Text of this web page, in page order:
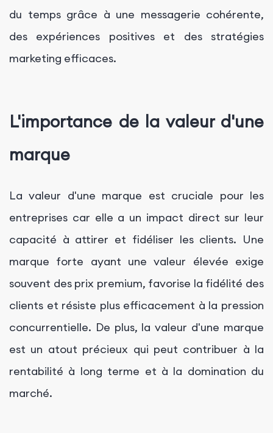
du temps grâce à une messagerie cohérente,
des expériences positives et des stratégies
marketing efficaces.
L'importance de la valeur d'une
marque
La valeur d'une marque est cruciale pour les
entreprises car elle a un impact direct sur leur
capacité à attirer et fidéliser les clients. Une
marque forte ayant une valeur élevée exige
souvent des prix premium, favorise la fidélité des
clients et résiste plus efficacement à la pression
concurrentielle. De plus, la valeur d'une marque
est un atout précieux qui peut contribuer à la
rentabilité à long terme et à la domination du
marché.